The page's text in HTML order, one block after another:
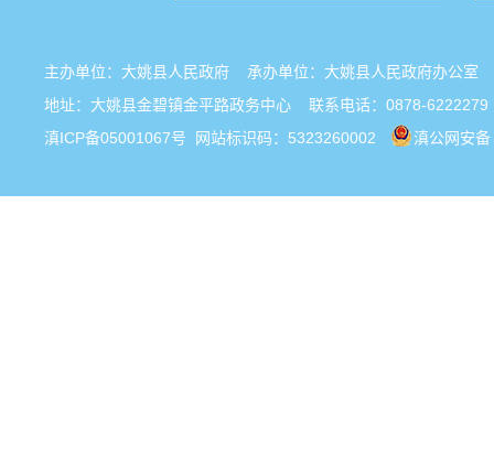
主办单位：大姚县人民政府 承办单位：大姚县人民政府办公
地址：大姚县金碧镇金平路政务中心 联系电话：0878-6222279
滇ICP备05001067号 网站标识码：5323260002 滇公网安